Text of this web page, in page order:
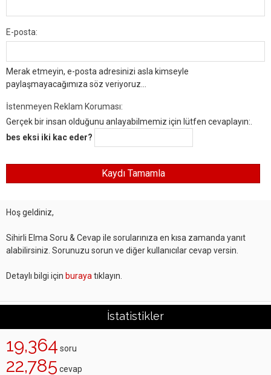
E-posta:
Merak etmeyin, e-posta adresinizi asla kimseyle
paylaşmayacağımıza söz veriyoruz...
İstenmeyen Reklam Koruması:
Gerçek bir insan olduğunu anlayabilmemiz için lütfen cevaplayın:.
bes eksi iki kac eder?
Hoş geldiniz,
Sihirli Elma Soru & Cevap ile sorularınıza en kısa zamanda yanıt
alabilirsiniz. Sorunuzu sorun ve diğer kullanıcılar cevap versin.
Detaylı bilgi için buraya tıklayın.
İstatistikler
19,364 soru
22,785 cevap